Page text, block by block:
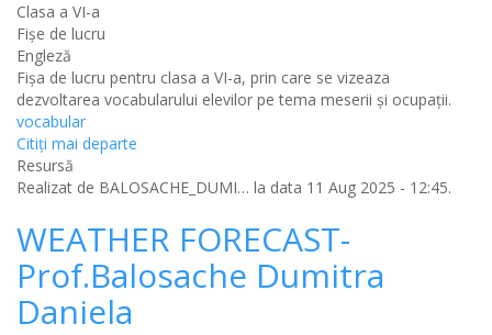
Clasa a VI-a
Fișe de lucru
Engleză
Fișa de lucru pentru clasa a VI-a, prin care se vizeaza
dezvoltarea vocabularului elevilor pe tema meserii și ocupații.
vocabular
Citiţi mai departe
Resursă
Realizat de BALOSACHE_DUMI… la data 11 Aug 2025 - 12:45.
WEATHER FORECAST-
Prof.Balosache Dumitra
Daniela